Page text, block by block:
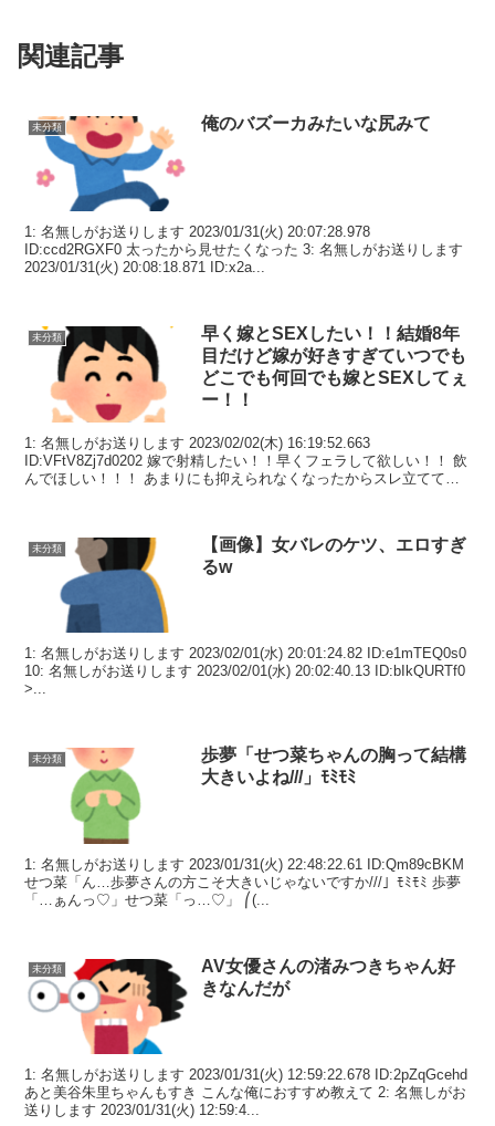
関連記事
未分類 俺のバズーカみたいな尻みて
1: 名無しがお送りします 2023/01/31(火) 20:07:28.978
ID:ccd2RGXF0 太ったから見せたくなった 3: 名無しがお送りします
2023/01/31(火) 20:08:18.871 ID:x2a...
未分類
早く嫁とSEXしたい！！結婚8年
目だけど嫁が好きすぎていつでも
どこでも何回でも嫁とSEXしてぇ
ー！！
1: 名無しがお送りします 2023/02/02(木) 16:19:52.663
ID:VFtV8Zj7d0202 嫁で射精したい！！早くフェラして欲しい！！ 飲
んでほしい！！！ あまりにも抑えられなくなったからスレ立ててし
未分類
【画像】女バレのケツ、エロすぎ
るw
1: 名無しがお送りします 2023/02/01(水) 20:01:24.82 ID:e1mTEQ0s0
10: 名無しがお送りします 2023/02/01(水) 20:02:40.13 ID:bIkQURTf0
>...
未分類
歩夢「せつ菜ちゃんの胸って結構
大きいよね///」ﾓﾐﾓﾐ
1: 名無しがお送りします 2023/01/31(火) 22:48:22.61 ID:Qm89cBKM
せつ菜「ん…歩夢さんの方こそ大きいじゃないですか///」ﾓﾐﾓﾐ 歩夢
「…ぁんっ♡」せつ菜「っ…♡」 ⎛(...
未分類
AV女優さんの渚みつきちゃん好
きなんだが
1: 名無しがお送りします 2023/01/31(火) 12:59:22.678 ID:2pZqGcehd
あと美谷朱里ちゃんもすき こんな俺におすすめ教えて 2: 名無しがお
送りします 2023/01/31(火) 12:59:4...